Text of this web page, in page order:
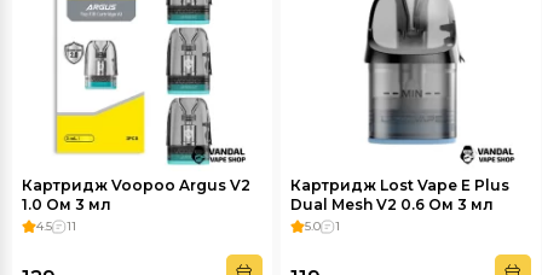
Картридж Voopoo Argus V2
1.0 Ом 3 мл
4.5 11
Картридж Lost Vape E Plus
Dual Mesh V2 0.6 Ом 3 мл
5.0 1